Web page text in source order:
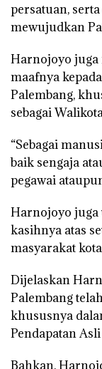
persatuan,
mewujudkan
Harnojoyo
maafnya
Palembang,
sebagai
“Sebagai
baik sengaja
pegawai
Harnojoyo juga
kasihnya atas
masyarakat
Dijelaskan
Palembang
khususnya
Pendapatan
Bahkan,